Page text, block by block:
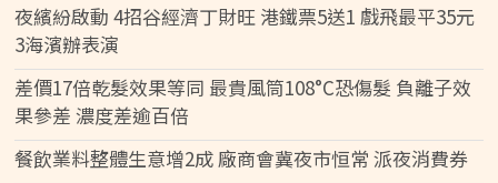
夜繽紛啟動 4招谷經濟丁財旺 港鐵票5送1 戲飛最平35元
3海濱辦表演
差價17倍乾髮效果等同 最貴風筒108°C恐傷髮 負離子效
果參差 濃度差逾百倍
餐飲業料整體生意增2成 廠商會冀夜市恒常 派夜消費券